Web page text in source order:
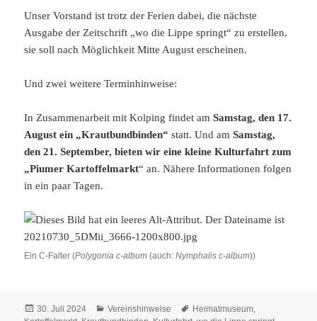
Unser Vorstand ist trotz der Ferien dabei, die nächste
Ausgabe der Zeitschrift „wo die Lippe springt“ zu erstellen,
sie soll nach Möglichkeit Mitte August erscheinen.
Und zwei weitere Terminhinweise:
In Zusammenarbeit mit Kolping findet amSamstag, den 17.
August ein „Krautbundbinden“ statt. Und amSamstag,
den 21. September, bieten wir eine kleine Kulturfahrt zum
„Piumer Kartoffelmarkt“ an. Nähere Informationen folgen
in ein paar Tagen.
Ein C-Falter (Polygonia c-album (auch:Nymphalis c-album))
Veröffentlicht
30. Juli 2024 Kategorien
Vereinshinweise Schlagwörter
Heimatmuseum,